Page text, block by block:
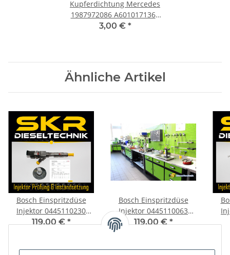
Kupferdichtung Mercedes
1987972086 A6010171360
Dichtring Einspritzdüse
3,00 € *
Ähnliche Artikel
Bosch Einspritzdüse
Injektor 0445110230
Laguna Renault 1.9 dCi
119,00 €*
Bosch Einspritzdüse
Injektor 0445110063
Opel Movano 2.2 DTI
Renault DCI 0986435075
119,00 €*